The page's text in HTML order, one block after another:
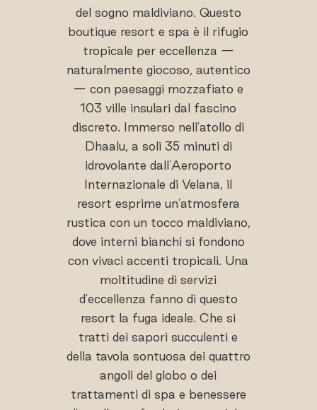
del sogno maldiviano. Questo
boutique resort e spa è il rifugio
tropicale per eccellenza —
naturalmente giocoso, autentico
— con paesaggi mozzafiato e
103 ville insulari dal fascino
discreto. Immerso nell'atollo di
Dhaalu, a soli 35 minuti di
idrovolante dall'Aeroporto
Internazionale di Velana, il
resort esprime un'atmosfera
rustica con un tocco maldiviano,
dove interni bianchi si fondono
con vivaci accenti tropicali. Una
moltitudine di servizi
d'eccellenza fanno di questo
resort la fuga ideale. Che si
tratti dei sapori succulenti e
della tavola sontuosa dei quattro
angoli del globo o dei
trattamenti di spa e benessere